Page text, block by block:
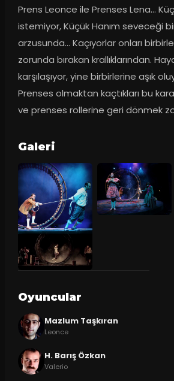
Prens Leonce ile Prenses Lena...
istemiyor, Küçük Hanım seveceği
arzusunda... Kaçıyorlar onları
zorunda bırakan krallıklarından.
karşılaşıyor, yine birbirlerine aşık
Prenses olmaktan kaçtıkları bu
ve prenses rollerine geri dönmek
Galeri
Oyuncular
Mazlum Taşkıran
Leonce
H. Barış Özkan
Valerio